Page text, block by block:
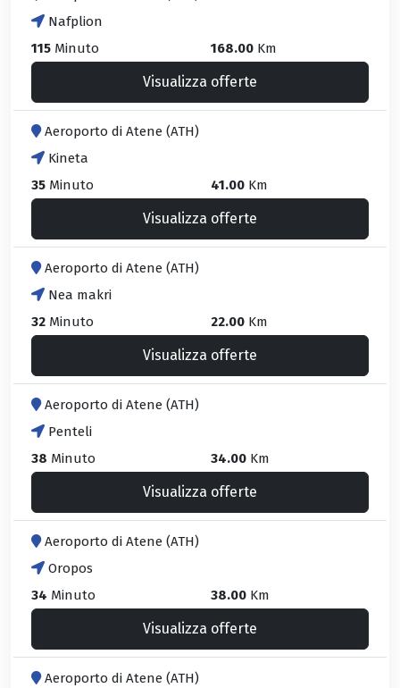
Nafplion
115 Minuto 168.00 Km
Visualizza offerte
Aeroporto di Atene (ATH)
Kineta
35 Minuto 41.00 Km
Visualizza offerte
Aeroporto di Atene (ATH)
Nea makri
32 Minuto 22.00 Km
Visualizza offerte
Aeroporto di Atene (ATH)
Penteli
38 Minuto 34.00 Km
Visualizza offerte
Aeroporto di Atene (ATH)
Oropos
34 Minuto 38.00 Km
Visualizza offerte
Aeroporto di Atene (ATH)